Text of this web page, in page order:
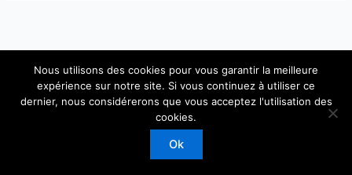
Copyright © 2026 Laboratoire de Physique Théorique et
Modèles Statistiques
Nous utilisons des cookies pour vous garantir la meilleure
expérience sur notre site. Si vous continuez à utiliser ce
dernier, nous considérerons que vous acceptez l'utilisation des
cookies.
Ok